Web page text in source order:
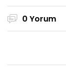
0 Yorum